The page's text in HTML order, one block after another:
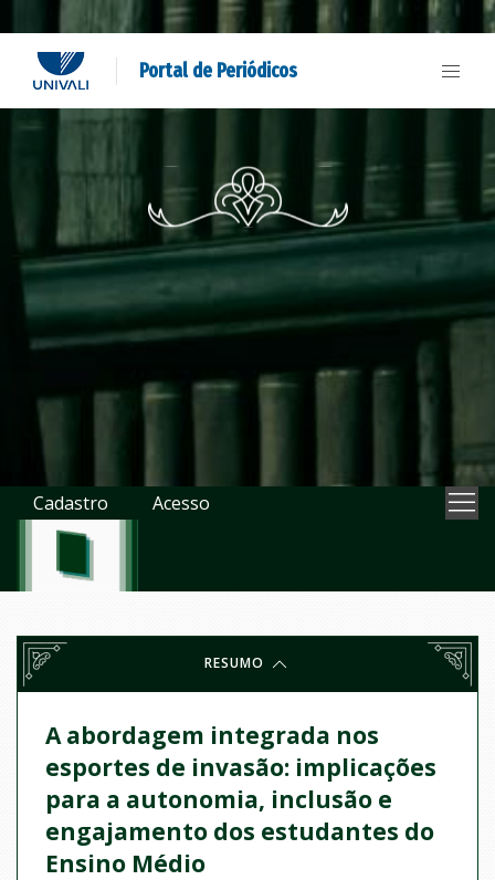
Portal de Periódicos
Cadastro Acesso
RESUMO
A abordagem integrada nos
esportes de invasão: implicações
para a autonomia, inclusão e
engajamento dos estudantes do
Ensino Médio